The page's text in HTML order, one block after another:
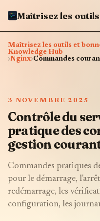
Maîtrisez les outils et
Knowledge Hub
›Nginx›Commandes
3 NOVEMBRE 2025
Contrôle du
pratique des
gestion
Commandes pratiques
pour le démarrage,
redémarrage, les
configuration, les